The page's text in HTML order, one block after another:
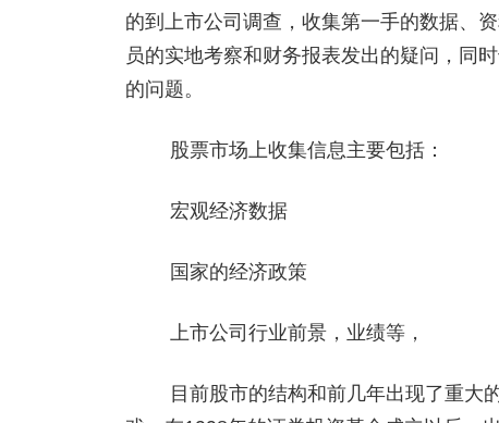
的到上市公司调查，收集第一手的数据、
员的实地考察和财务报表发出的疑问，同
的问题。
股票市场上收集信息主要包括：
宏观经济数据
国家的经济政策
上市公司行业前景，业绩等，
目前股市的结构和前几年出现了重大的